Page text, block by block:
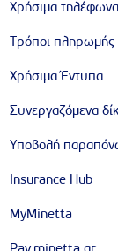
Χρήσιμα τηλέφωνα
Τρόποι πληρωμής
Χρήσιμα Έντυπα
Συνεργαζόμενα
Υποβολή
Insurance Hub
MyMinetta